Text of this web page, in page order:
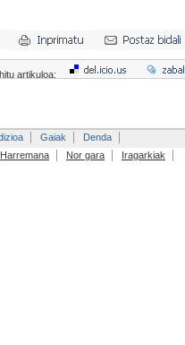
artikuloa:
Gaiak
Denda
Harremana Nor gara Iragarkiak